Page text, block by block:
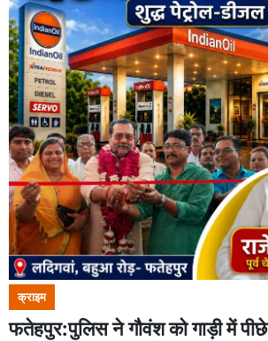
क्राइम
फतेहपुर:पुलिस ने गौवंश को गाड़ी में